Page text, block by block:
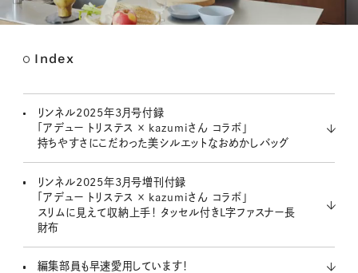
Index
リンネル2025年3月号付録
「アデュー トリステス × kazumiさん コラボ」
持ちやすさにこだわった美シルエットなおめかしバッグ
リンネル2025年3月号増刊付録
「アデュー トリステス × kazumiさん コラボ」
スリムに見えて収納上手！ タッセル付きL字ファスナー長
財布
編集部員も早速愛用しています！